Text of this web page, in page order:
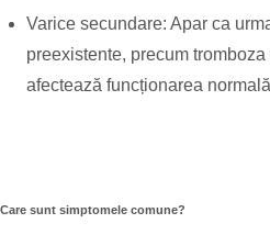
Varice secundare: Apar ca
preexistente, precum
afectează funcționarea
Care sunt simptomele comune?